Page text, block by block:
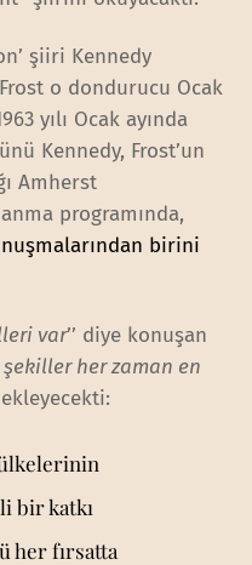
şiiri Kennedy
o dondurucu Ocak
yılı Ocak ayında
Kennedy, Frost’un
Amherst
programında,
birini
var’’ diye konuşan
şekiller her zaman en
ekleyecekti:
ülkelerinin
bir katkı
her fırsatta